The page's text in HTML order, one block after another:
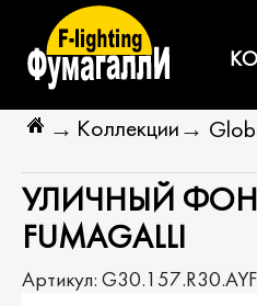
→ Коллекции →
УЛИЧНЫЙ
FUMAGALLI
Артикул: